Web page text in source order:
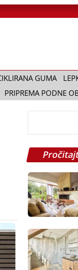
GUMA
PRIPREMA PODNE